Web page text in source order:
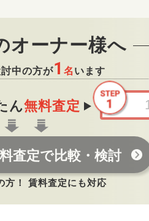
オーナー様へ
中の方が1 名 います
ん無料査定
査定で比較・検討
方！ 賃料査定にも対応